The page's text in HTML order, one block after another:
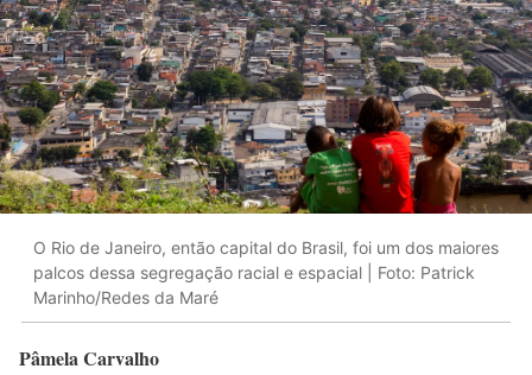
O Rio de Janeiro, então capital do Brasil, foi um dos maiores
palcos dessa segregação racial e espacial | Foto: Patrick
Marinho/Redes da Maré
Pâmela Carvalho